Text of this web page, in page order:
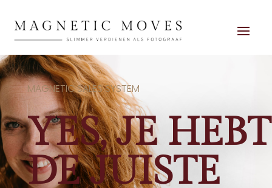
MAGNETIC SALES SYSTEM
YES, JE HEBT
DE JUISTE